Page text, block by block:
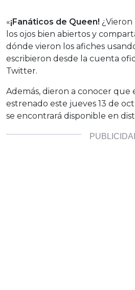
«¡Fanáticos de Queen! ¿Vieron
los ojos bien abiertos y
dónde vieron los afiches
escribieron desde la cuenta
Twitter.
Además, dieron a conocer que
estrenado este jueves 13 de
se encontrará disponible en